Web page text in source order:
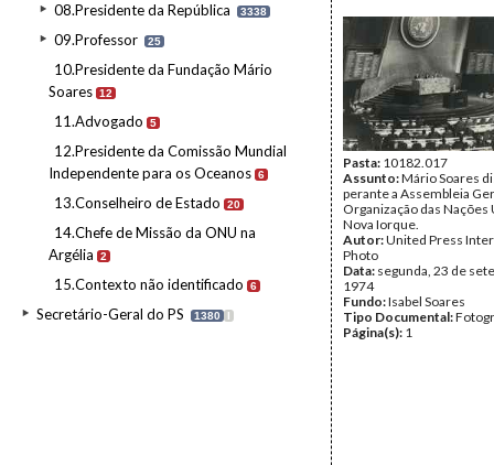
08.Presidente da República 3338
09.Professor 25
10.Presidente da Fundação Mário
Soares 12
11.Advogado 5
12.Presidente da Comissão Mundial
Independente para os Oceanos 6
13.Conselheiro de Estado 20
14.Chefe de Missão da ONU na
Argélia
2
15.Contexto não identificado 6
Secretário-Geral do PS 1380 I
Pasta: 10182.017
Assunto:Mário Soares
perante a Assembleia
Organização das Nações
Nova Iorque.
Autor:United Press
Photo
Data: segunda, 23 de
1974
Fundo:Isabel Soares
Tipo Documental:
Página(s): 1